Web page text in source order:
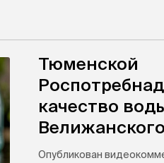
Тюменской
качество
Опубликован